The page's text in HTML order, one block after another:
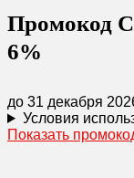
Промокод
6%
до 31 декабря
Условия
Показать